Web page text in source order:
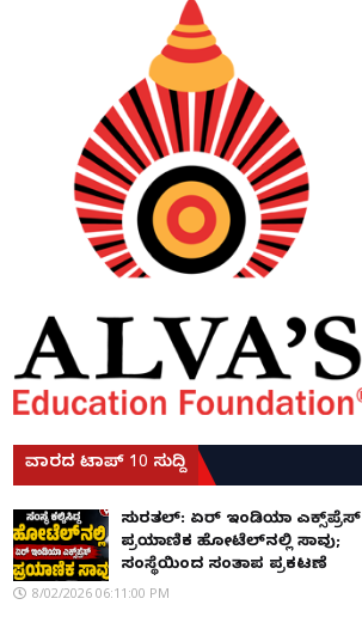
ವಾರದ ಟಾಪ್ 10 ಸುದ್ದಿ
ಸುರತ್ಕಲ್: ಏರ್ ಇಂಡಿಯಾ ಎಕ್ಸ್‌ಪ್ರೆಸ್
ಪ್ರಯಾಣಿಕ ಹೋಟೆಲ್‌ನಲ್ಲಿ ಸಾವು;
ಸಂಸ್ಥೆಯಿಂದ ಸಂತಾಪ ಪ್ರಕಟಣೆ
8/02/2026 06:11:00 PM